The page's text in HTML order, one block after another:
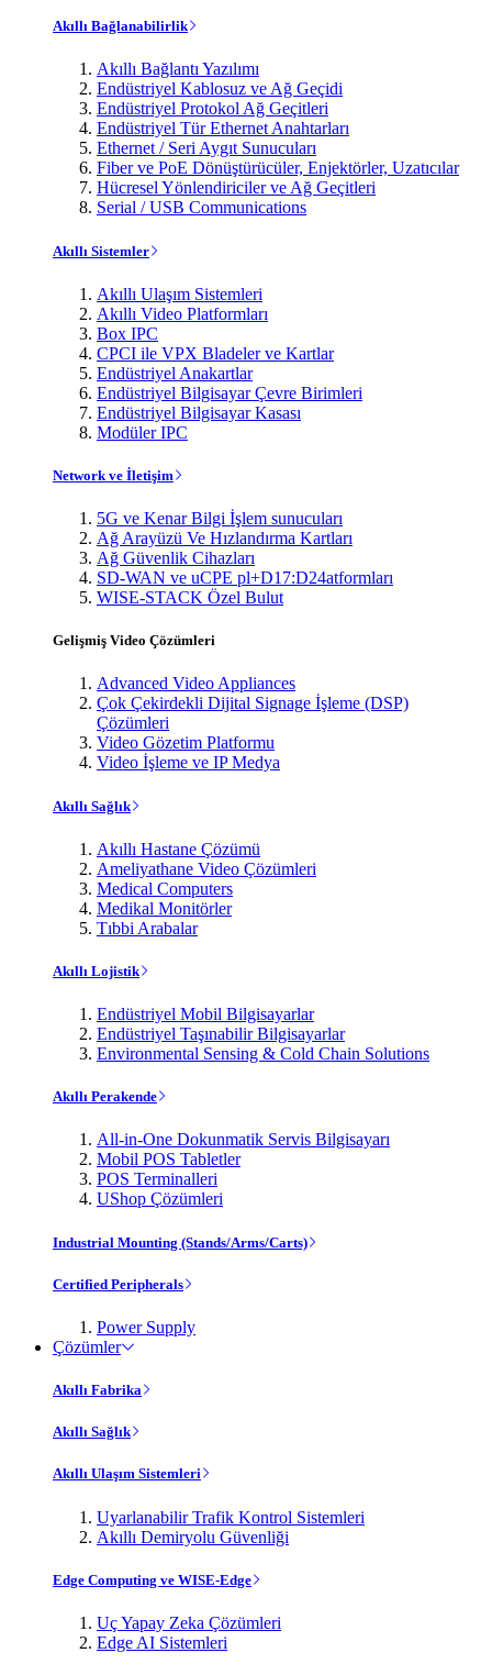
Akıllı Bağlanabilirlik
Akıllı Bağlantı Yazılımı
Endüstriyel Kablosuz ve Ağ Geçidi
Endüstriyel Protokol Ağ Geçitleri
Endüstriyel Tür Ethernet Anahtarları
Ethernet / Seri Aygıt Sunucuları
Fiber ve PoE Dönüştürücüler, Enjektörler, Uzatıcılar
Hücresel Yönlendiriciler ve Ağ Geçitleri
Serial / USB Communications
Akıllı Sistemler
Akıllı Ulaşım Sistemleri
Akıllı Video Platformları
Box IPC
CPCI ile VPX Bladeler ve Kartlar
Endüstriyel Anakartlar
Endüstriyel Bilgisayar Çevre Birimleri
Endüstriyel Bilgisayar Kasası
Modüler IPC
Network ve İletişim
5G ve Kenar Bilgi İşlem sunucuları
Ağ Arayüzü Ve Hızlandırma Kartları
Ağ Güvenlik Cihazları
SD-WAN ve uCPE pl+D17:D24atformları
WISE-STACK Özel Bulut
Gelişmiş Video Çözümleri
Advanced Video Appliances
Çok Çekirdekli Dijital Signage İşleme (DSP)
Çözümleri
Video Gözetim Platformu
Video İşleme ve IP Medya
Akıllı Sağlık
Akıllı Hastane Çözümü
Ameliyathane Video Çözümleri
Medical Computers
Medikal Monitörler
Tıbbi Arabalar
Akıllı Lojistik
Endüstriyel Mobil Bilgisayarlar
Endüstriyel Taşınabilir Bilgisayarlar
Environmental Sensing & Cold Chain Solutions
Akıllı Perakende
All-in-One Dokunmatik Servis Bilgisayarı
Mobil POS Tabletler
POS Terminalleri
UShop Çözümleri
Industrial Mounting (Stands/Arms/Carts)
Certified Peripherals
Power Supply
Çözümler
Akıllı Fabrika
Akıllı Sağlık
Akıllı Ulaşım Sistemleri
Uyarlanabilir Trafik Kontrol Sistemleri
Akıllı Demiryolu Güvenliği
Edge Computing ve WISE-Edge
Uç Yapay Zeka Çözümleri
Edge AI Sistemleri